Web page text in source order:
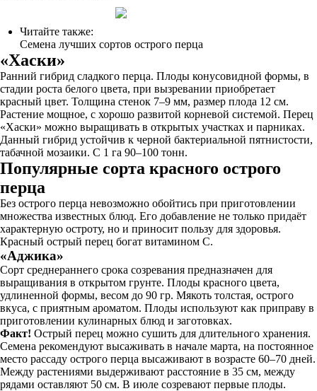
Читайте также:
Семена лучших сортов острого перца
«Хаски»
Ранний гибрид сладкого перца. Плоды конусовидной формы, в
стадии роста белого цвета, при вызревании приобретает
красный цвет. Толщина стенок 7–9 мм, размер плода 12 см.
Растение мощное, с хорошо развитой корневой системой. Перец
«Хаски» можно выращивать в открытых участках и парниках.
Данный гибрид устойчив к черной бактериальной пятнистости,
табачной мозаики. С 1 га 90–100 тонн.
Популярные сорта красного острого
перца
Без острого перца невозможно обойтись при приготовлении
множества известных блюд. Его добавление не только придаёт
характерную остроту, но и приносит пользу для здоровья.
Красный острый перец богат витамином С.
«Аджика»
Сорт среднераннего срока созревания предназначен для
выращивания в открытом грунте. Плоды красного цвета,
удлиненной формы, весом до 90 гр. Мякоть толстая, острого
вкуса, с приятным ароматом. Плоды используют как приправу в
приготовлении кулинарных блюд и заготовках.
Факт! Острый перец можно сушить для длительного хранения.
Семена рекомендуют высаживать в начале марта, на постоянное
место рассаду острого перца высаживают в возрасте 60–70 дней.
Между растениями выдерживают расстояние в 35 см, между
рядами оставляют 50 см. В июле созревают первые плоды.